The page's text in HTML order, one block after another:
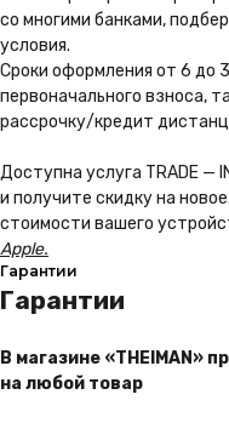
со многими банками,
условия.
Сроки оформления от 6 до
первоначального взноса,
рассрочку/кредит
Доступна услуга TRADE —
и получите скидку на
стоимости вашего
Apple.
Гарантии
Гарантии
В магазине «THEIMAN»
на любой товар
У Вас остались вопросы?
MacBook
О
Apple Watch
AirPods
Dyson
Колонки
Аксессуары
Услуги
Беспроводные
наушники